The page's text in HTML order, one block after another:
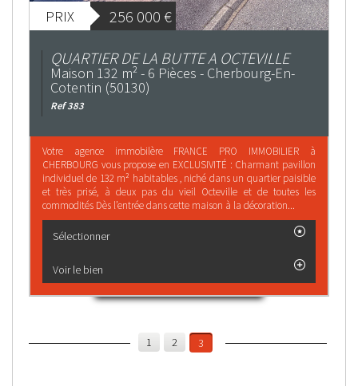
PRIX 256 000 €
QUARTIER DE LA BUTTE A OCTEVILLE
Maison 132 m² - 6 Pièces - Cherbourg-En-
Cotentin (50130)
Ref 383
Votre agence immobilère FRANCE PRO IMMOBILIER à
CHERBOURG vous propose en EXCLUSIVITÉ : Charmant pavillon
individuel de 132 m² habitables , niché dans un quartier paisible
et très prisé, à deux pas du vieil Octeville et de toutes les
commodités Dès l’entrée dans cette maison à la décoration...
Sélectionner
Voir le bien
1 2 3